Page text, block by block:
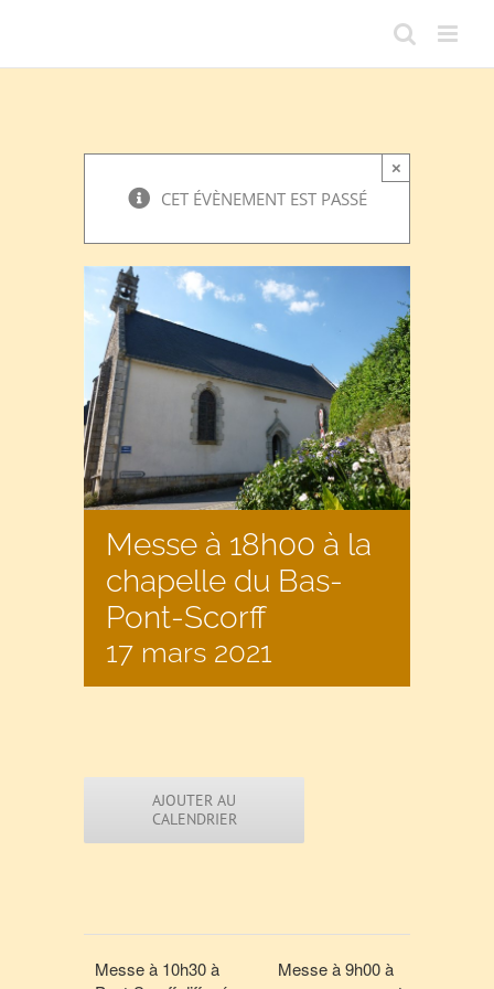
CET ÉVÈNEMENT EST PASSÉ
×
Messe à 18h00 à la
chapelle du Bas-
Pont-Scorff
17 mars 2021
AJOUTER AU
CALENDRIER
Messe à 10h30 à
Messe à 9h00 à